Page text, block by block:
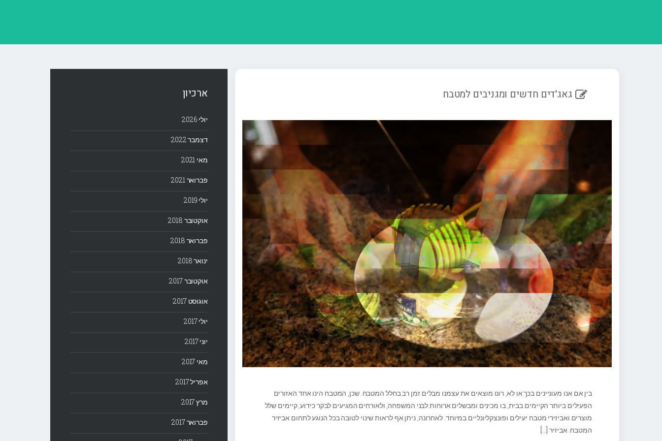
גאג'דים חדשים ומגניבים למטבח
בין אם אנו מעוניינים בכך או לא, רונו מוצאים את עצמנו מבלים זמן רב בחלל המטבח. שכן, המטבח הינו אחד האזורים
הפעילים ביותר הקיימים בבית, בו מכינים ומבשלים ארוחות לבני המשפחה, ולאורחים המגיעים לבקר כידוע, קיימים שלל
מוצרים ואביזירי מטבח יעילים ופונצקליונליים במיוחד. לאחרונה, ניתן אף לראות שינוי לטובה בכל הנוגע לתחום אביזיר
המטבח. אביזיר[…]
ארכיון
יולי 2026
דצמבר 2022
מאי 2021
פברואר 2021
יולי 2019
אוקטובר 2018
פברואר 2018
ינואר 2018
אוקטובר 2017
אוגוסט 2017
יולי 2017
יוני 2017
מאי 2017
אפריל 2017
מרץ 2017
פברואר 2017